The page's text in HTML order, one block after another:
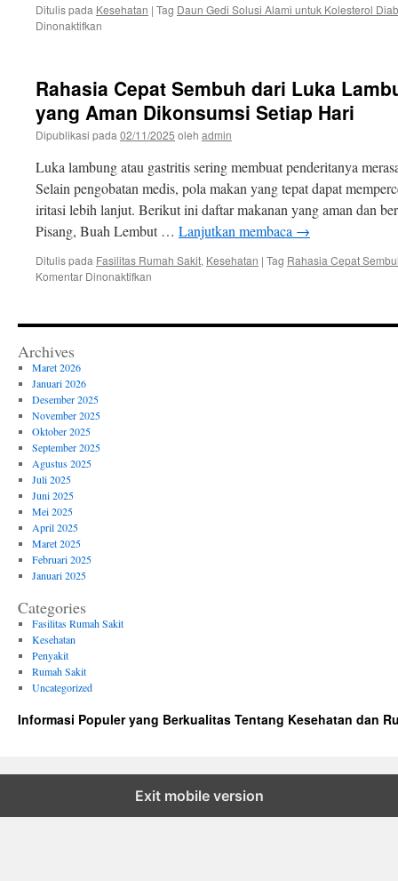
Ditulis pada Kesehatan | Tag Daun Gedi Solusi Alami untuk Kolesterol
Dinonaktifkan
Alami
Kolesterol
Diabetes
Pencernaan
Rahasia Cepat Sembuh dari Luka
yang Aman Dikonsumsi Setiap Hari
Dipublikasi pada 02/11/2025 oleh admin
Luka lambung atau gastritis sering membuat penderitanya
Selain pengobatan medis, pola makan yang tepat dapat
iritasi lebih lanjut. Berikut ini daftar makanan yang aman dan
Pisang, Buah Lembut … Lanjutkan membaca →
Ditulis pada Fasilitas Rumah Sakit, Kesehatan | Tag Rahasia Cepat
Komentar Dinonaktifkan
Sembuh
Archives
Maret 2026
Januari 2026
Desember 2025
November 2025
Oktober 2025
September 2025
Agustus 2025
Juli 2025
Juni 2025
Mei 2025
April 2025
Maret 2025
Februari 2025
Januari 2025
Categories
Fasilitas Rumah Sakit
Kesehatan
Penyakit
Rumah Sakit
Uncategorized
Informasi Populer yang Berkualitas Tentang Kesehatan dan
Exit mobile version